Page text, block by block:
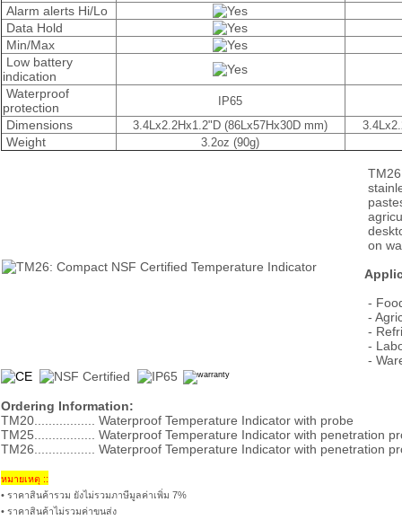
Alarm alerts Hi/Lo
Data Hold
Min/Max
Low battery
indication
Waterproof
protection
IP65
Dimensions 3.4Lx2.2Hx1.2"D (86Lx57Hx30D mm)
Weight 3.2oz (90g)
on
-
-
-
-
-
Ordering Information:
TM20................. Waterproof Temperature Indicator with probe
TM25................. Waterproof Temperature Indicator with penetration
TM26................. Waterproof Temperature Indicator with penetration
หมายเหตุ ::
• ราคาสินค้ารวม ยังไม่รวมภาษีมูลค่าเพิ่ม 7%
• ราคาสินค้าไม่รวมค่าขนส่ง